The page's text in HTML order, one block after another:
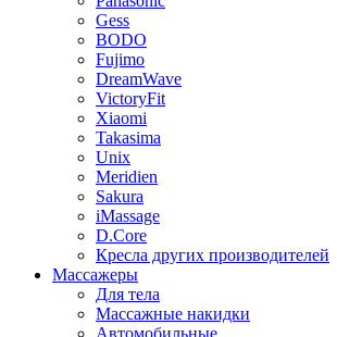
Gess
BODO
Fujimo
DreamWave
VictoryFit
Xiaomi
Takasima
Unix
Meridien
Sakura
iMassage
D.Core
Кресла других производителей
Массажеры
Для тела
Массажные накидки
Автомобильные